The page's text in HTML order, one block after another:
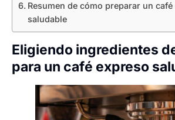
Resumen de cómo preparar un café
saludable
Eligiendo ingredientes
para un café expreso